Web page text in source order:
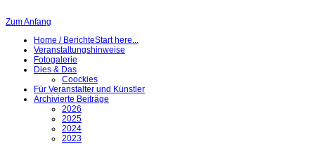
Zum Anfang
Home / BerichteStart here...
Veranstaltungshinweise
Fotogalerie
Dies & Das
Coockies
Für Veranstalter und Künstler
Archivierte Beiträge
2026
2025
2024
2023